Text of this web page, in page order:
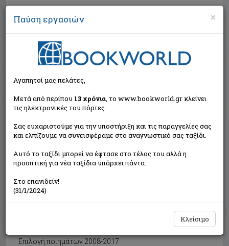
Αναζήτηση
Αυτό που βλέπουν μονάχα οι ζωγράφοι
Επιλογή ποιημάτων 2008-2017
Η τιμή μας:
Δεν υπάρχει δυνατότητα παραγγελίας
×
Παύση εργασιών
Αγαπητοί μας πελάτες,
Μετά από περίπου 13 χρόνια, το www.bookworld.gr κλείνει
τις ηλεκτρονικές του πόρτες.
Σας ευχαριστούμε για την υποστήριξη και τις παραγγελίες σας
και ελπίζουμε να συνεισφέραμε στο αναγνωστικό σας ταξίδι.
Αυτό το ταξίδι μπορεί να έφτασε στο τέλος του αλλά η
προοπτική για νέα ταξίδια υπάρχει πάντα.
Στο επανιδείν!
(31/1/2024)
Κλείσιμο